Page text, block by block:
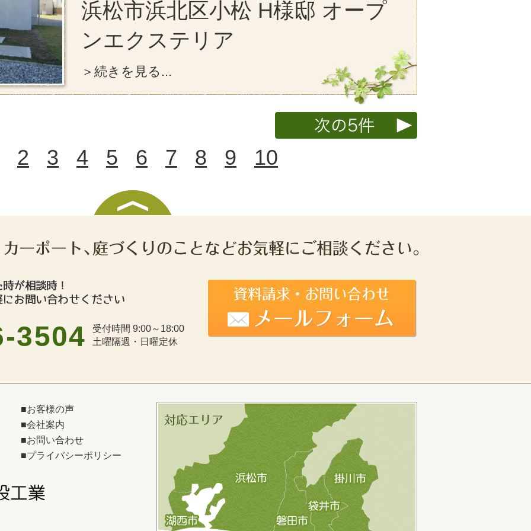
浜松市浜北区小松 H様邸 オープ
ンエクステリア
＞続きを見る...
2 3 4 5 6 7 8 9 10
3504
受付時間 9:00～18:00
土曜隔週・日曜定休
■お客様の声
■会社案内
■お問い合わせ
■プライバシーポリシー